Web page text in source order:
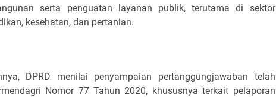
serta penguatan layanan publik, terutama di sektor
kesehatan, dan pertanian.
DPRD menilai penyampaian pertanggungjawaban telah
Nomor 77 Tahun 2020, khususnya terkait pelaporan